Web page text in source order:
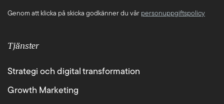
Genom att klicka på skicka godkänner du vår personuppgiftspolicy
Tjänster
Strategi och digital transformation
Growth Marketing